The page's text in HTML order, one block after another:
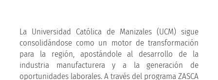
La Universidad Católica de Manizales (UCM) sigue
consolidándose como un motor de transformación
para la región, apostándole al desarrollo de la
industria manufacturera y a la generación de
oportunidades laborales. A través del programa ZASCA